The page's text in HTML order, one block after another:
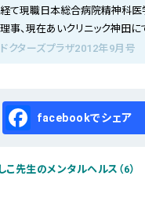
経て現職日本総合病院精神科医
理事、現在あいクリニック神田に
ドクターズプラザ2012年9月号
Facebook
こ先生のメンタルヘルス（6）